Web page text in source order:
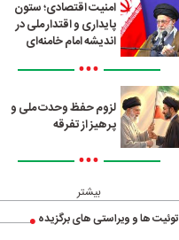
امنیت اقتصادی؛ ستون
پایداری و اقتدار ملی در
اندیشه امام خامنه‌ای
•••
لزوم حفظ وحدت ملی و
پرهیز از تفرقه
•••
بیشتر
توئیت ها و ویراستی های برگزیده